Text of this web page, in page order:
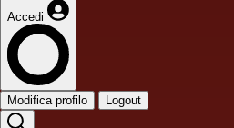
Accedi
Modifica profilo Logout